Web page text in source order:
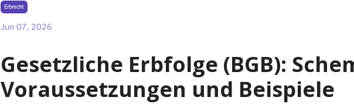
Erbrecht
Jun 07, 2026
Gesetzliche Erbfolge (BGB):
Voraussetzungen und Beispiele